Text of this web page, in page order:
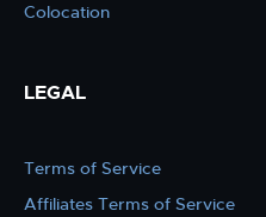
Colocation
LEGAL
Terms of Service
Affiliates Terms of Service